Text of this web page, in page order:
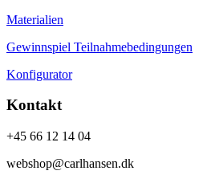
Materialien
Gewinnspiel Teilnahmebedingungen
Konfigurator
Kontakt
+45 66 12 14 04
webshop@carlhansen.dk